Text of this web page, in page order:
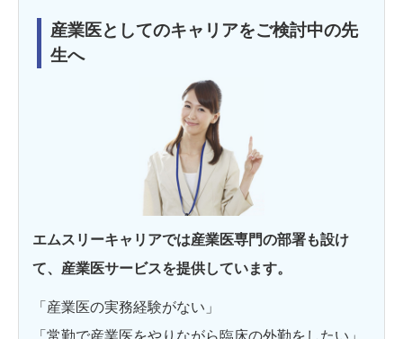
産業医としてのキャリアをご検討中の先
生へ
エムスリーキャリアでは産業医専門の部署も設け
て、産業医サービスを提供しています。
「産業医の実務経験がない」